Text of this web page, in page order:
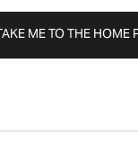
ME TO THE HOME